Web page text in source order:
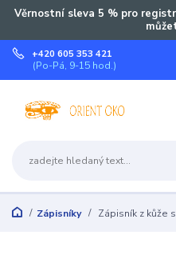
Věrnostní sleva 5 % pro
+420 605 353 421
(Po-Pá, 9-15 hod.)
Zápisníky Zápisník z kůže